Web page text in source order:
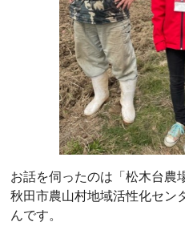
お話を伺ったのは「松木台農
秋田市農山村地域活性化セン
んです。